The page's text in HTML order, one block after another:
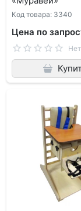
Код товара: 3340
Цена по